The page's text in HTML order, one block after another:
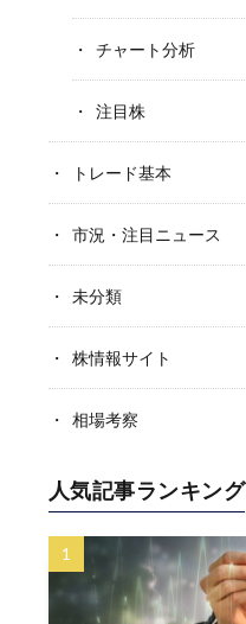
チャート分析
注目株
トレード基本
市況・注目ニュース
未分類
株情報サイト
相場考察
人気記事ランキング